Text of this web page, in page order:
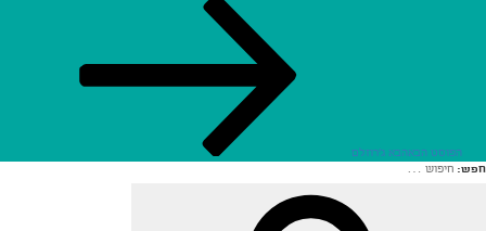
הפוסט הבאהבא ג'רוזלם
חפש: